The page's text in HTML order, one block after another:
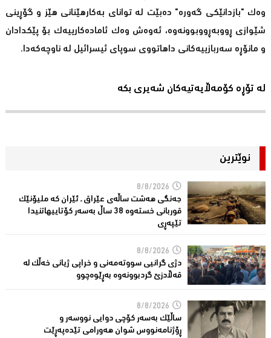
وەک "بازدانێکی گەورە" دەبێت لە توانای بەکارهێنانی هێز و گۆڕینی
شێوازی ڕووبەڕووبوونەوە، ئەوەش وەک ئامادەکارییەک بۆ پێکدادان
و مانۆڕە سەربازییەکانی داهاتووی سوپای ئیسرائیل لە ناوچەکەدا.
لە تۆڕە کۆمەڵایەتیەکان شەیری بکە
نوێترین
8/8/2026
جەنگی هەشت ساڵەی عێراق ـ ئێران کە ملیۆنێک
قوربانى خستەوە 38 ساڵ بەسەر كۆتاییهاتنیدا
تێپەڕى
8/8/2026
دژی گرانیی سووتەمەنی و خراپی ژیانی خەڵك لە
قەڵادزێ‌ گردبوونەوە بەڕێوەچوو
8/8/2026
ساڵێك بەسەر كۆچی دوایی نووسەر و
ڕۆژنامەنووس شوان هەورامی تێدەپەڕێت